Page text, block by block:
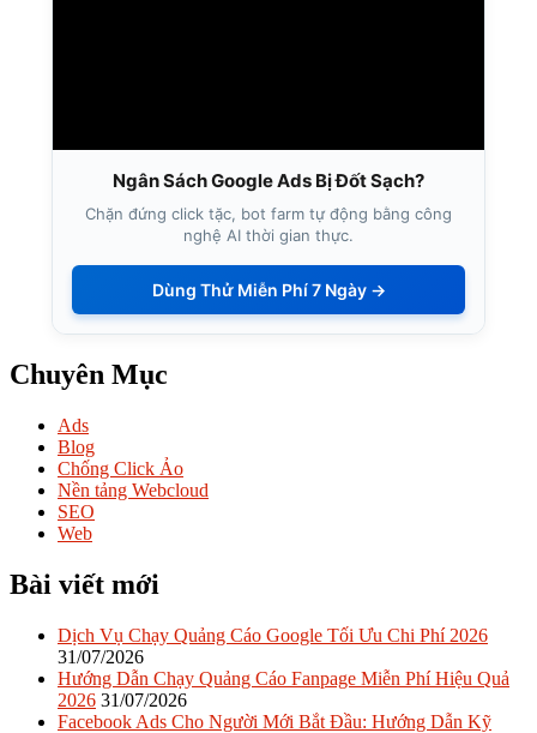
Ngân Sách Google Ads Bị Đốt Sạch?
Chặn đứng click tặc, bot farm tự động bằng công
nghệ AI thời gian thực.
Dùng Thử Miễn Phí 7 Ngày →
Chuyên Mục
Ads
Blog
Chống Click Ảo
Nền tảng Webcloud
SEO
Web
Bài viết mới
Dịch Vụ Chạy Quảng Cáo Google Tối Ưu Chi Phí 2026
31/07/2026
Hướng Dẫn Chạy Quảng Cáo Fanpage Miễn Phí Hiệu Quả
2026 31/07/2026
Facebook Ads Cho Người Mới Bắt Đầu: Hướng Dẫn Kỹ